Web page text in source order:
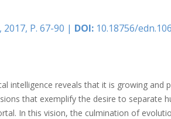
2017, P. 67-90 | DOI: 10.18756/
intelligence reveals that it is growing and
that exemplify the desire to separate
In this vision, the culmination of